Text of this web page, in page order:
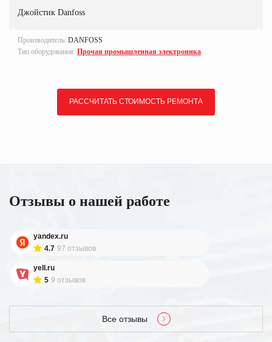
Джойстик Danfoss
Производитель: DANFOSS
Тип оборудования: Прочая промышленная электроника
РАССЧИТАТЬ СТОИМОСТЬ РЕМОНТА
Отзывы о нашей работе
yandex.ru
4.7 97 отзывов
yell.ru
5 9 отзывов
Все отзывы